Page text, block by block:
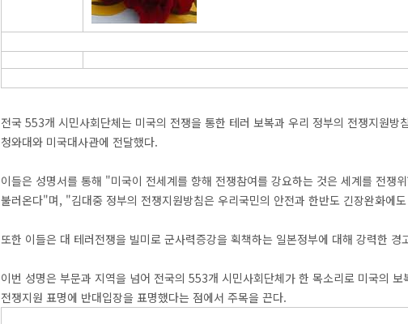
전국 553개 시민사회단체는 미국의 전쟁을 통한 테러 보복과 우리 정부의 전쟁지원
청와대와 미국대사관에 전달했다.
이들은 성명서를 통해 "미국이 전세계를 향해 전쟁참여를 강요하는 것은 세계를 전쟁
불러온다"며, "김대중 정부의 전쟁지원방침은 우리국민의 안전과 한반도 긴장완화에
또한 이들은 대 테러전쟁을 빌미로 군사력증강을 획책하는 일본정부에 대해 강력한 경
이번 성명은 부문과 지역을 넘어 전국의 553개 시민사회단체가 한 목소리로 미국의
전쟁지원 표명에 반대입장을 표명했다는 점에서 주목을 끈다.